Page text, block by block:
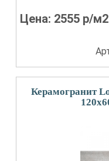
Цена: 2555 р/м2
Керамогранит